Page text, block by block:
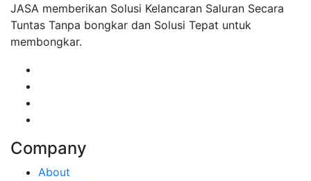
JASA memberikan Solusi Kelancaran Saluran Secara
Tuntas Tanpa bongkar dan Solusi Tepat untuk
membongkar.
Company
About